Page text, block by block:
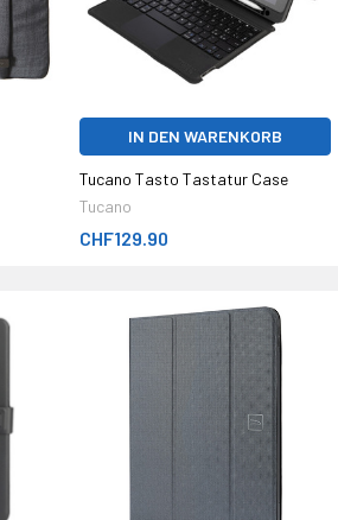
IN DEN WARENKORB
Tucano Tasto Tastatur Case
Tucano
CHF129.90